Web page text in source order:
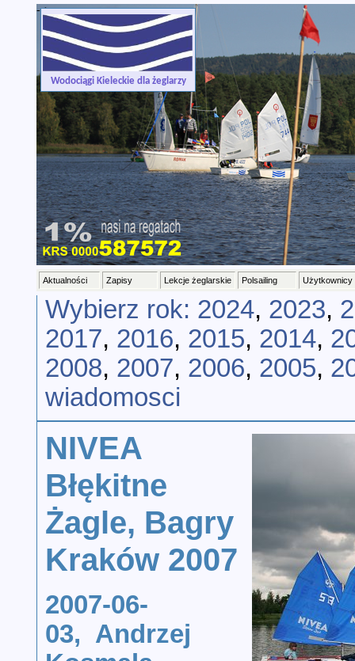
Wodociągi Kieleckie dla żeglarzy
-->
Aktualności Zapisy Lekcje żeglarskie Polsailing Użytkownicy
Wybierz rok: 2024, 2023,
2017, 2016, 2015, 2014,
2008, 2007, 2006, 2005,
wiadomosci
NIVEA
Błękitne
Żagle, Bagry
Kraków 2007
2007-06-
03, Andrzej